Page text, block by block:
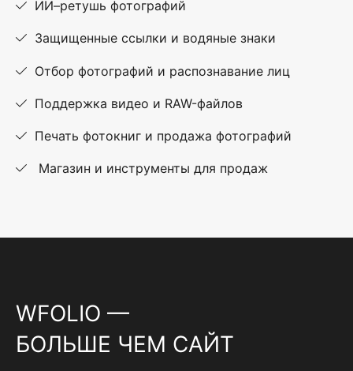
ИИ–ретушь фотографий
Защищенные ссылки и водяные знаки
Отбор фотографий и распознавание лиц
Поддержка видео и RAW-файлов
Печать фотокниг и продажа фотографий
Магазин и инструменты для продаж
WFOLIO —
БОЛЬШЕ ЧЕМ САЙТ